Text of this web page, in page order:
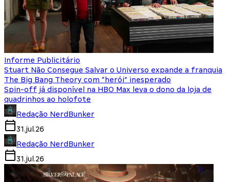
Informe Publicitário
Stuart Não Consegue Salvar o Universo expande a franquia
The Big Bang Theory com “herói” inesperado
Spin-off já disponível na HBO Max leva o dono da loja de
quadrinhos ao holofote
Redação NerdBunker
31.jul.26
Redação NerdBunker
31.jul.26